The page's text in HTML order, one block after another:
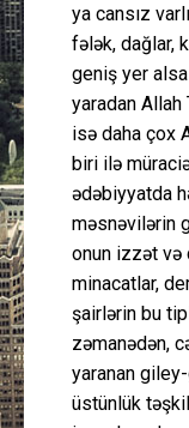
ya cansız
fələk, dağlar,
geniş yer
yaradan Allah
isə daha çox
biri ilə
ədəbiyyatda
məsnəvilərin
onun izzət və
minacatlar,
şairlərin bu
zəmanədən,
yaranan
üstünlük